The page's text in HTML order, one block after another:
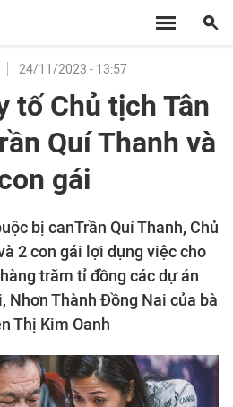
24/11/2023 - 13:57
tố Chủ tịch Tân
Quí Thanh và
gái
bị canTrần Quí Thanh, Chủ
2 con gái lợi dụng việc cho
trăm tỉ đồng các dự án
Nhơn Thành Đồng Nai của bà
Thị Kim Oanh